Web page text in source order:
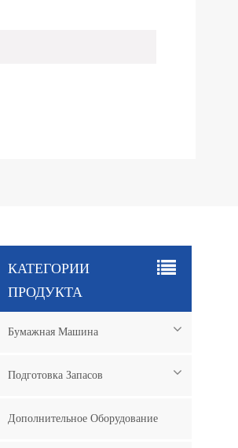
КАТЕГОРИИ
ПРОДУКТА
Бумажная Машина
Подготовка Запасов
Дополнительное Оборудование